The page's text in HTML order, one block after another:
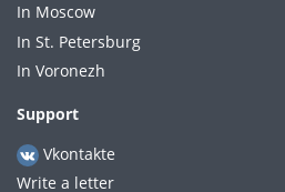
In Moscow
In St. Petersburg
In Voronezh
Support
Vkontakte
Write a letter